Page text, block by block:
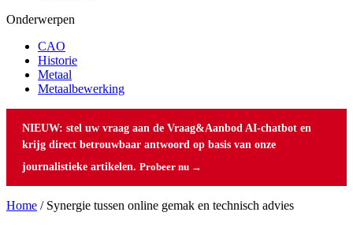
Onderwerpen
CAO
Historie
Metaal
Metaalbewerking
NIEUW: stel uw vraag aan de Vraag&Aanbod AI-chatbot en
krijg direct betrouwbaar antwoord op basis van onze
journalistieke artikelen. Probeer nu →
Home / Synergie tussen online gemak en technisch advies